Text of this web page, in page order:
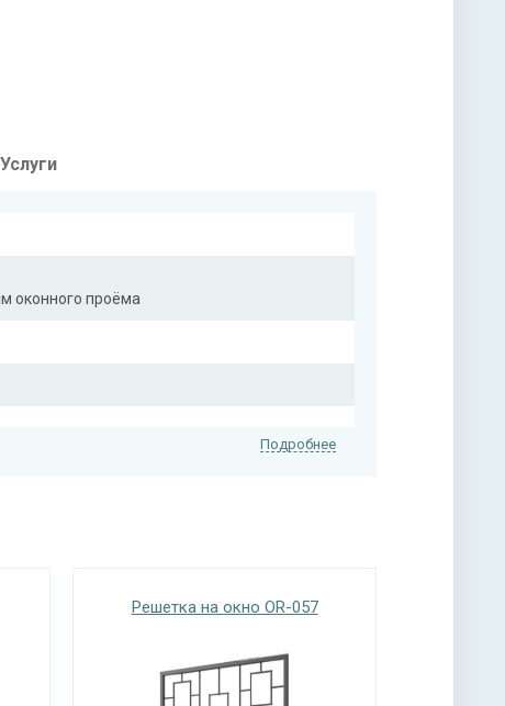
Услуги
оконного проёма
Подробнее
Решетка на окно OR-057